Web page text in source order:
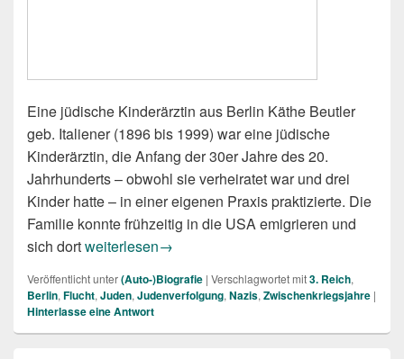
Eine jüdische Kinderärztin aus Berlin Käthe Beutler
geb. Italiener (1896 bis 1999) war eine jüdische
Kinderärztin, die Anfang der 30er Jahre des 20.
Jahrhunderts – obwohl sie verheiratet war und drei
Kinder hatte – in einer eigenen Praxis praktizierte. Die
Familie konnte frühzeitig in die USA emigrieren und
sich dortSabine Hildebrandt: Käthe Beutler (Rezension)
weiterlesen→
Veröffentlicht unter(Auto-)Biografie | Verschlagwortet mit3. Reich,
Berlin, Flucht, Juden, Judenverfolgung, Nazis, Zwischenkriegsjahre |
Hinterlasse eine Antwort